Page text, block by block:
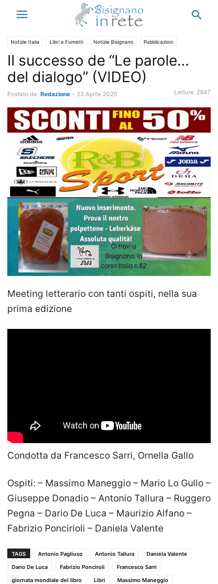
Notizie Italia Libri e Fumetti Notizie Bisignano Pubblicazioni
Il successo de “Le parole…
del dialogo” (VIDEO)
Postato da: Redazione - 23 Aprile 2020 Letture: 2847
Meeting letterario con tanti ospiti, nella sua
prima edizione
Condotta da Francesco Sarri, Ornella Gallo
Ospiti: – Massimo Maneggio – Mario Lo Gullo –
Giuseppe Donadio – Antonio Tallura – Ruggero
Pegna – Dario De Luca – Maurizio Alfano –
Fabrizio Poncirioli – Daniela Valente
TAGS Antonio Pagliuso Antonio Tallura
Daniela Valente
Dario De Luca
Fabrizio Ponciroli
Francesco Sarri
giornata mondiale del libro
Libri
Massimo Maneggio